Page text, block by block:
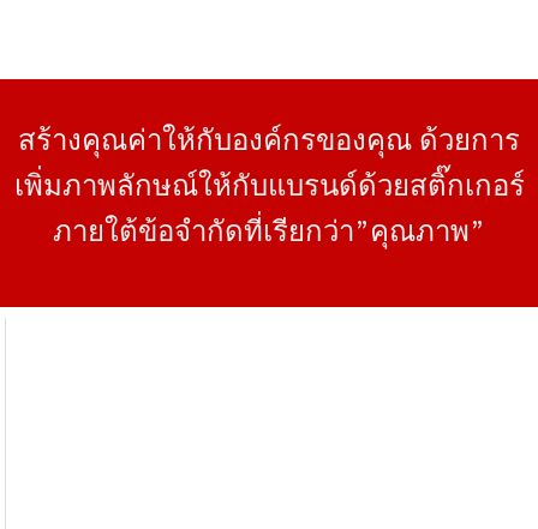
สร้างคุณค่าให้กับองค์กรของคุณ ด้วยการ
เพิ่มภาพลักษณ์ให้กับแบรนด์ด้วยสติ๊กเกอร์
ภายใต้ข้อจำกัดที่เรียกว่า”คุณภาพ”